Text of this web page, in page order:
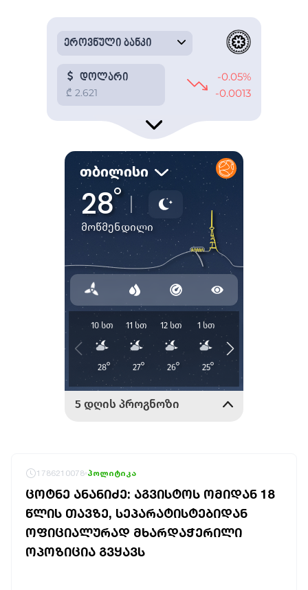
1786210078 პოლიტიკა
ᲪᲝᲢᲜᲔ ᲐᲜᲐᲜᲘᲫᲔ: ᲐᲒᲕᲘᲡᲢᲝᲡ ᲝᲛᲘᲓᲐᲜ 18
ᲬᲚᲘᲡ ᲗᲐᲕᲖᲔ, ᲡᲔᲞᲐᲠᲐᲢᲘᲡᲢᲔᲑᲘᲓᲐᲜ
ᲝᲤᲘᲪᲘᲐᲚᲣᲠᲐᲓ ᲛᲮᲐᲠᲓᲐᲭᲔᲠᲘᲚᲘ
ᲝᲞᲝᲖᲘᲪᲘᲐ ᲒᲕᲧᲐᲕᲡ